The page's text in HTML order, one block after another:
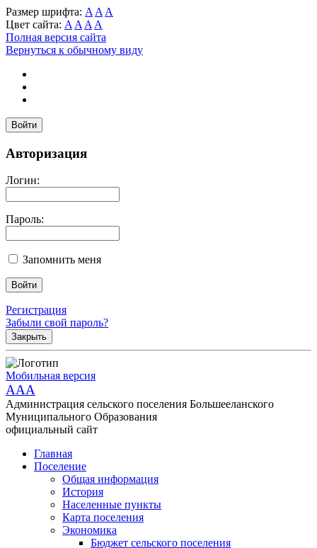
Размер шрифта: A A A
Цвет сайта: A A A A
Полная версия сайта
Вернуться к обычному виду
Войти
Авторизация
Логин:
Пароль:
Запомнить меня
Регистрация
Забыли свой пароль?
Закрыть
Мобильная версия
AAA
Администрация сельского поселения Большееланского
Муниципального Образования
официальный сайт
Главная
Поселение
Общая информация
История
Населенные пункты
Карта поселения
Экономика
Бюджет сельского поселения